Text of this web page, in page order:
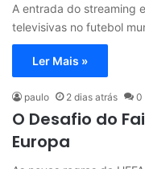
A entrada do streaming
televisivas no futebol
Ler Mais »
paulo 2 dias atrás 0
O Desafio do
Europa